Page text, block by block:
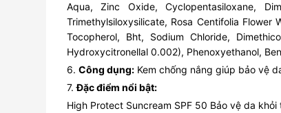
Aqua, Zinc Oxide, Cyclopentasiloxane,
Trimethylsiloxysilicate, Rosa Centifolia Flower
Tocopherol, Bht, Sodium Chloride,
Hydroxycitronellal 0.002), Phenoxyethanol,
6. Công dụng: Kem chống nắng giúp bảo vệ
7.Đặc điểm nổi bật:
High Protect Suncream SPF 50 Bảo vệ da